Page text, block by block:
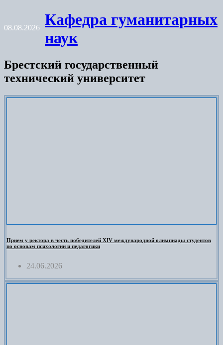
to
content
08.08.2026 Кафедра гуманитарных
наук
Брестский государственный
технический университет
Прием у ректора в честь победителей XIV международной олимпиады студентов
по основам психологии и педагогики
24.06.2026